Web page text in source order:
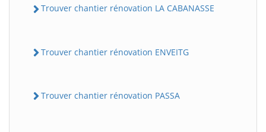
Trouver chantier rénovation LA CABANASSE
Trouver chantier rénovation ENVEITG
Trouver chantier rénovation PASSA